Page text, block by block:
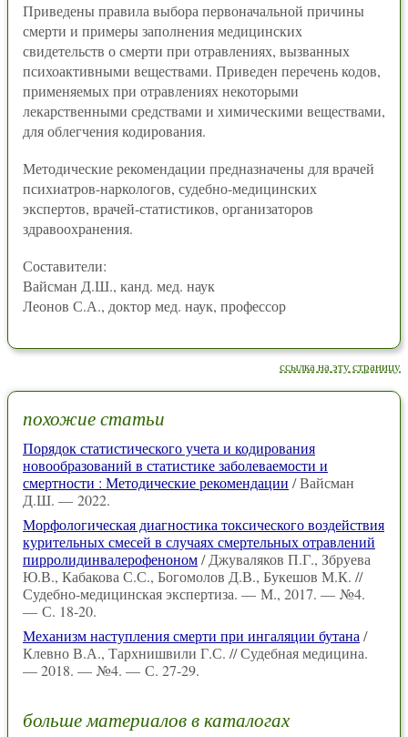
Приведены правила выбора первоначальной причины
смерти и примеры заполнения медицинских
свидетельств о смерти при отравлениях, вызванных
психоактивными веществами. Приведен перечень кодов,
применяемых при отравлениях некоторыми
лекарственными средствами и химическими веществами,
для облегчения кодирования.
Методические рекомендации предназначены для врачей
психиатров-наркологов, судебно-медицинских
экспертов, врачей-статистиков, организаторов
здравоохранения.
Составители:
Вайсман Д.Ш., канд. мед. наук
Леонов С.А., доктор мед. наук, профессор
ссылка на эту страницу
похожие статьи
Порядок статистического учета и кодирования
новообразований в статистике заболеваемости и
смертности : Методические рекомендации / Вайсман
Д.Ш. — 2022.
Морфологическая диагностика токсического воздействия
курительных смесей в случаях смертельных отравлений
пирролидинвалерофеноном/ Джуваляков П.Г., Збруева
Ю.В., Кабакова С.С., Богомолов Д.В., Букешов М.К. //
Судебно-медицинская экспертиза. — М., 2017. — №4.
— С. 18-20.
Механизм наступления смерти при ингаляции бутана/
Клевно В.А., Тархнишвили Г.С. // Судебная медицина.
— 2018. — №4. — С. 27-29.
больше материалов в каталогах